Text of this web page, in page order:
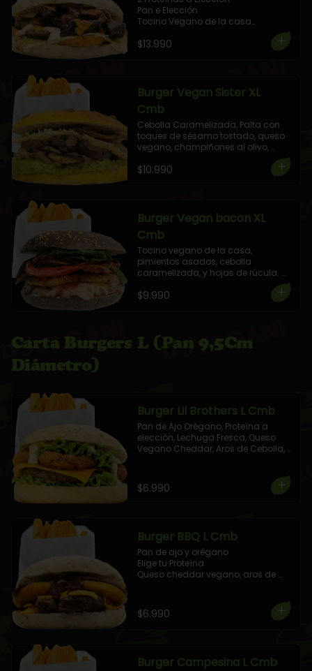
Pan e Elección
Tocino Vegano de la casa
Elige tu Estilo de Cebolla
$13.990
Burger Vegan Sister XL
Cmb
Cebolla Caramelizada, Palta con
toques de sésamo tostado, queso
vegano, champiñones al olivo,
aderezada con salsa de pimientos
$10.990
Burger Vegan bacon XL
Cmb
Tocino vegano de la casa,
pimientos asados, cebolla
caramelizada, y hojas de rúcula.
+ 1 Elige tu Combo!
$9.990
Carta Burgers L (Pan 9,5Cm
Diámetro)
Burger Lil Brothers L Cmb
Pan de Ajo Orégano, Proteína a
elección, Lechuga Fresca, Queso
Vegano Cheddar, Aros de Cebolla,
+ 1 Elige tu Combo!
$6.990
Burger BBQ L Cmb
Pan de ajo y orégano
Elige tu Proteína
Queso cheddar vegano, aros de
$6.990
Burger Campesina L Cmb